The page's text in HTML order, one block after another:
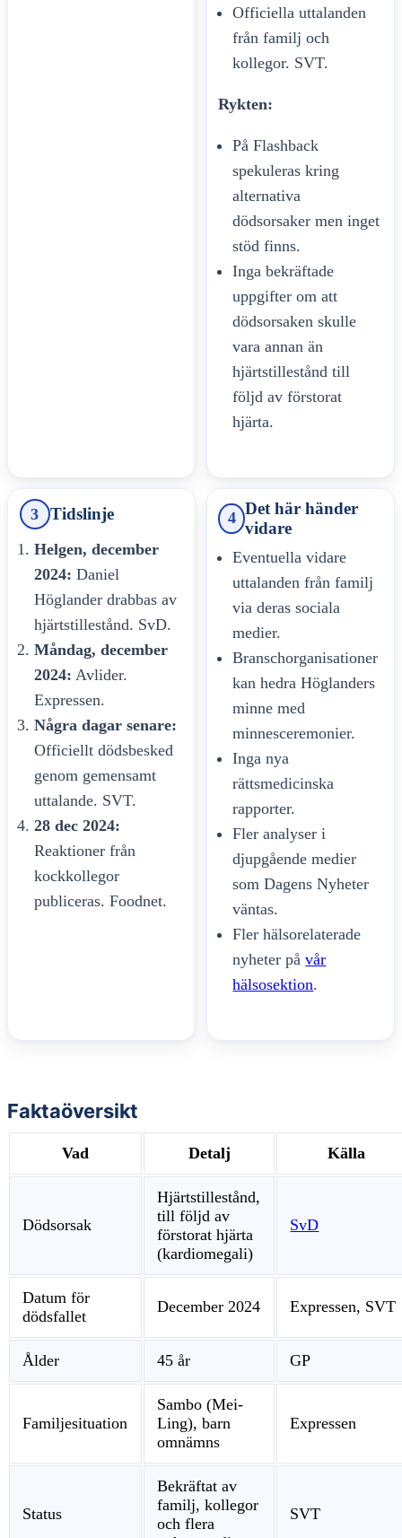
Officiella uttalanden
från familj och
kollegor. SVT.
Rykten:
På Flashback
spekuleras kring
alternativa
dödsorsaker men inget
stöd finns.
Inga bekräftade
uppgifter om att
dödsorsaken skulle
vara annan än
hjärtstillestånd till
följd av förstorat
hjärta.
3 Tidslinje
Helgen, december
2024: Daniel
Höglander drabbas av
hjärtstillestånd. SvD.
Måndag, december
2024: Avlider.
Expressen.
Några dagar senare:
Officiellt dödsbesked
genom gemensamt
uttalande. SVT.
28 dec 2024:
Reaktioner från
kockkollegor
publiceras. Foodnet.
4
Det här händer
vidare
Eventuella vidare
uttalanden från familj
via deras sociala
medier.
Branschorganisationer
kan hedra Höglanders
minne med
minnesceremonier.
Inga nya
rättsmedicinska
rapporter.
Fler analyser i
djupgående medier
som Dagens Nyheter
väntas.
Fler hälsorelaterade
nyheter påvår
hälsosektion.
Faktaöversikt
Vad Detalj Källa
Dödsorsak
Hjärtstillestånd,
till följd av
förstorat hjärta
(kardiomegali)
SvD
Datum för
dödsfallet
December 2024 Expressen, SVT
Ålder 45 år GP
Familjesituation
Sambo (Mei-
Ling), barn
omnämns
Expressen
Status
Bekräftat av
familj, kollegor
och flera
SVT